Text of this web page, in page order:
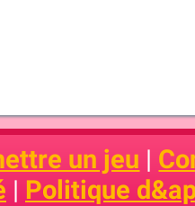
un jeu |
| Politique